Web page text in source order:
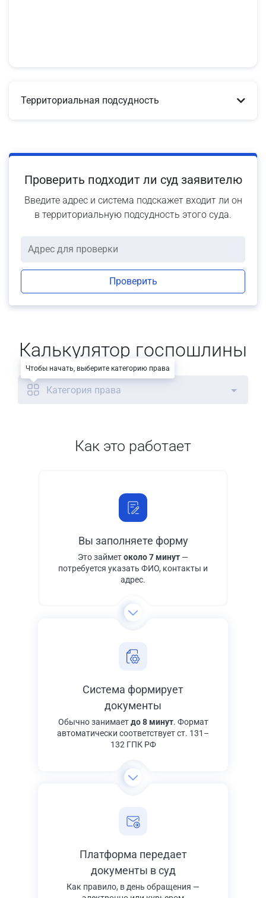
Территориальная подсудность
Проверить подходит ли суд заявителю
Введите адрес и система подскажет входит ли он
в территориальную подсудность этого суда.
Проверить
Калькулятор госпошлины
Категория права
Как это работает
Вы заполняете форму
Это займетоколо 7 минут —
потребуется указать ФИО, контакты и
адрес.
Система формирует
документы
Обычно занимаетдо 8 минут. Формат
автоматически соответствует ст. 131–
132 ГПК РФ
Платформа передает
документы в суд
Как правило, в день обращения —
Чтобы начать, выберите категорию права